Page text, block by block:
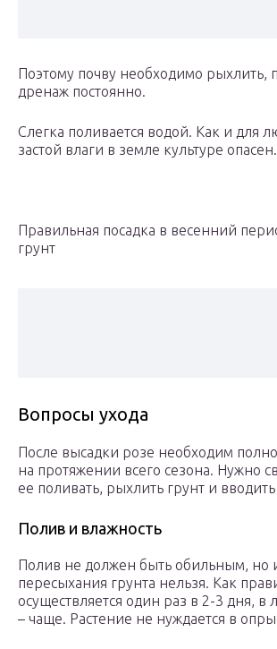
Поэтому почву необходимо рыхлить,
дренаж постоянно.
Слегка поливается водой. Как и для
застой влаги в земле культуре опасен.
Правильная посадка в весенний
грунт
Вопросы ухода
После высадки розе необходим
на протяжении всего сезона. Нужно
ее поливать, рыхлить грунт и
Полив и влажность
Полив не должен быть обильным, но
пересыхания грунта нельзя. Как
осуществляется один раз в 2-3 дня, в
– чаще. Растение не нуждается в